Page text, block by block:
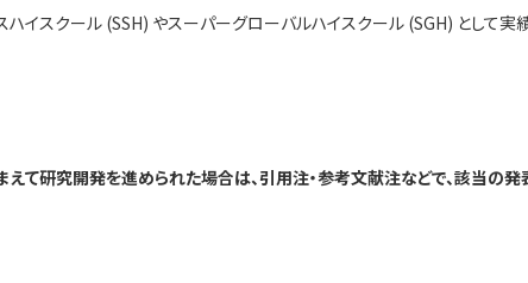
スハイスクール (SSH) やスーパーグローバルハイスクール (SGH) として
て研究開発を進められた場合は、引用注・参考文献注などで、該当の発